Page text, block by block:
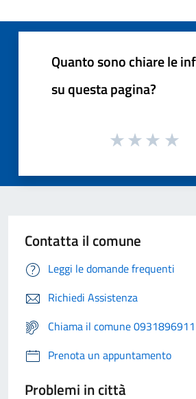
Quanto sono chiare le
su questa pagina?
Contatta il comune
Leggi le domande frequenti
Richiedi Assistenza
Chiama il comune 0931896911
Prenota un appuntamento
Problemi in città